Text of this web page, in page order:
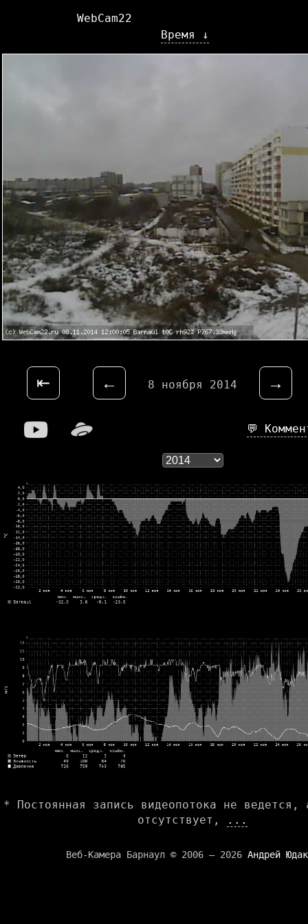
Время ↓
WebCam22
⇤ ← 8 ноября 2014 →
💬
* Постоянная запись видеопотока не ведется,
отсутствует,
...
Веб-Камера Барнаул © 2006 — 2026 Андрей